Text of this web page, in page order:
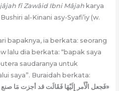
fî Zawâid Ibni Mâjahkarya
al-Kinani asy-Syafi’iy (w.
bapaknya, ia berkata: seorang
lalu dia berkata: “bapak saya
saudaranya untuk
saya”. Buraidah berkata:
«فَجعل الْأَمر إِلَيْهَا فَقَالَت قد أجزت مَا